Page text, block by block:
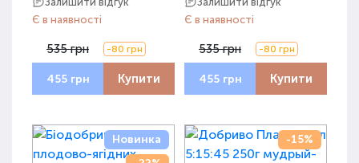
Є в наявності
535 грн -80 грн
455 грн Купити
Є в наявності
535 грн -80 грн
455 грн Купити
Новинка
-15%